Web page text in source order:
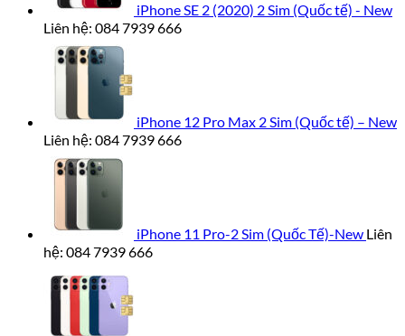
iPhone SE 2 (2020) 2 Sim (Quốc tế) - New
Liên hệ: 084 7939 666
iPhone 12 Pro Max 2 Sim (Quốc tế) – New
Liên hệ: 084 7939 666
iPhone 11 Pro-2 Sim (Quốc Tế)-New Liên
hệ: 084 7939 666